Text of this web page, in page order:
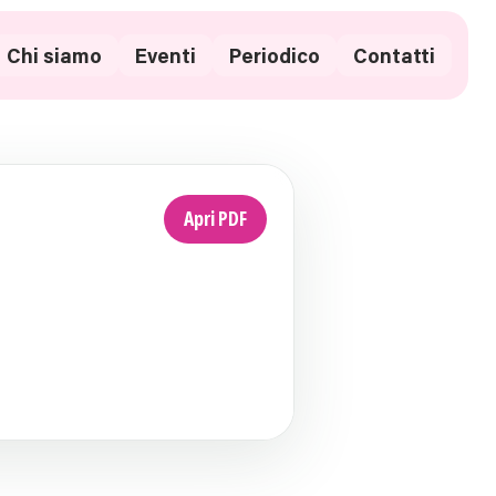
Apri PDF
Chi siamo Eventi Periodico Contatti